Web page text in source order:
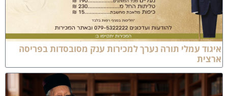
עמלי תורה נערך למכירות ענק מסובסדות בפריסה